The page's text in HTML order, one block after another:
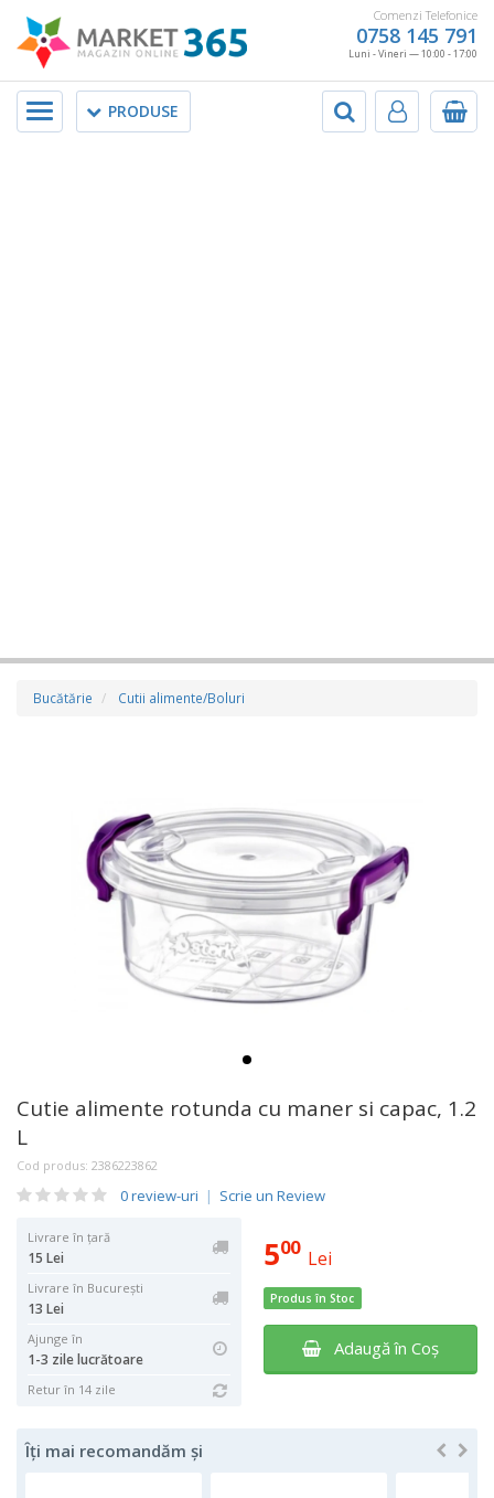
Comenzi Telefonice
0758 145 791
Luni - Vineri — 10:00 - 17:00
PRODUSE
Meniu
Bucătărie Cutii alimente/Boluri
Cutie alimente rotunda cu maner si capac, 1.2
L
Cod produs: 2386223862
0 review-uri | Scrie un Review
Livrare în țară
15 Lei
Livrare în București
13 Lei
Ajunge în
1-3 zile lucrătoare
Retur în 14 zile
500 Lei
Produs în Stoc
Adaugă în Coş
Îți mai recomandăm și